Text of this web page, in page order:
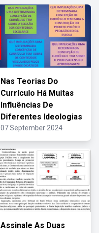
Nas Teorias Do
Currículo Há Muitas
Influências De
Diferentes Ideologias
07 September 2024
Assinale As Duas